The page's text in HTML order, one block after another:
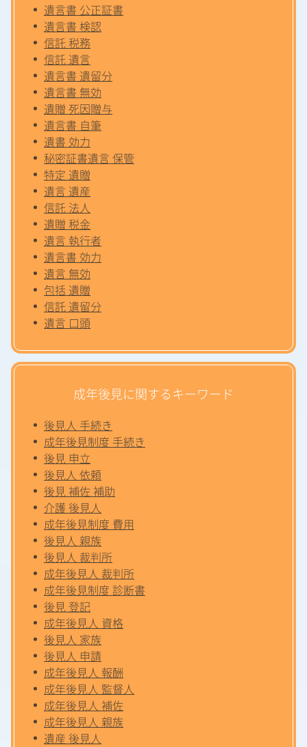
遺言書 公正証書
遺言書 検認
信託 税務
信託 遺言
遺言書 遺留分
遺言書 無効
遺贈 死因贈与
遺言書 自筆
遺書 効力
秘密証書遺言 保管
特定 遺贈
遺言 遺産
信託 法人
遺贈 税金
遺言 執行者
遺言書 効力
遺言 無効
包括 遺贈
信託 遺留分
遺言 口頭
成年後見に関するキーワード
後見人 手続き
成年後見制度 手続き
後見 申立
後見人 依頼
後見 補佐 補助
介護 後見人
成年後見制度 費用
後見人 親族
後見人 裁判所
成年後見人 裁判所
成年後見制度 診断書
後見 登記
成年後見人 資格
後見人 家族
後見人 申請
成年後見人 報酬
成年後見人 監督人
成年後見人 補佐
成年後見人 親族
遺産 後見人